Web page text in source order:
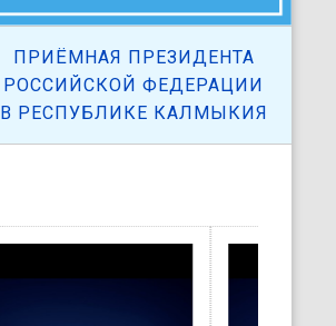
ПРИЁМНАЯ ПРЕЗИДЕНТА
РОССИЙСКОЙ ФЕДЕРАЦИИ
В РЕСПУБЛИКЕ КАЛМЫКИЯ